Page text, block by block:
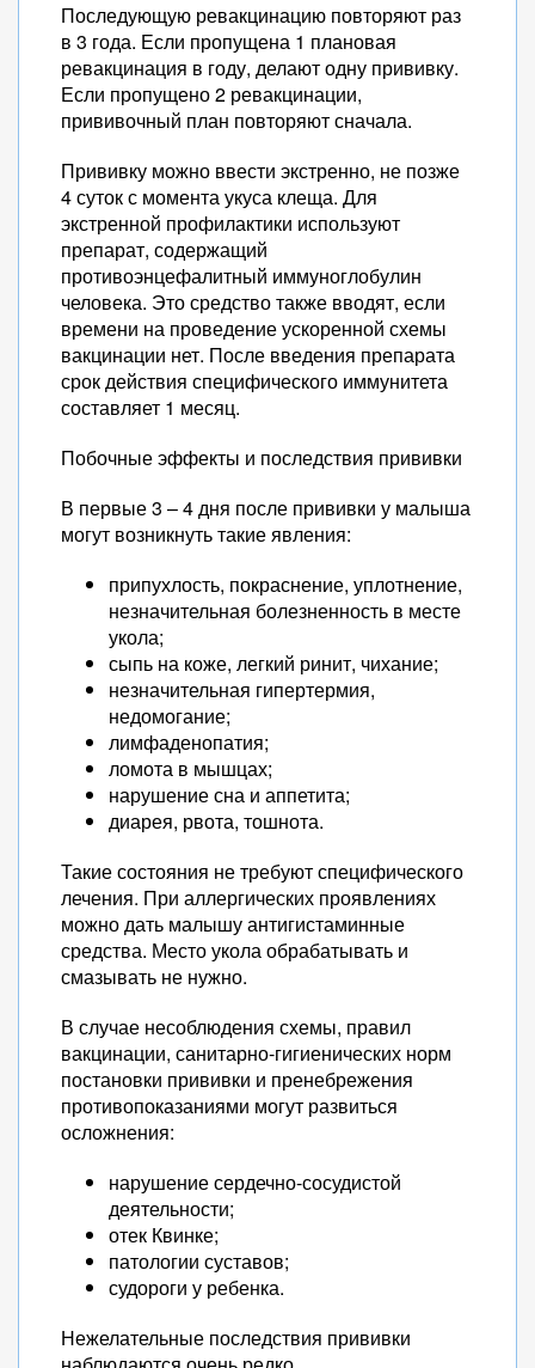
Последующую ревакцинацию повторяют раз
в 3 года. Если пропущена 1 плановая
ревакцинация в году, делают одну прививку.
Если пропущено 2 ревакцинации,
прививочный план повторяют сначала.
Прививку можно ввести экстренно, не позже
4 суток с момента укуса клеща. Для
экстренной профилактики используют
препарат, содержащий
противоэнцефалитный иммуноглобулин
человека. Это средство также вводят, если
времени на проведение ускоренной схемы
вакцинации нет. После введения препарата
срок действия специфического иммунитета
составляет 1 месяц.
Побочные эффекты и последствия прививки
В первые 3 – 4 дня после прививки у малыша
могут возникнуть такие явления:
припухлость, покраснение, уплотнение,
незначительная болезненность в месте
укола;
сыпь на коже, легкий ринит, чихание;
незначительная гипертермия,
недомогание;
лимфаденопатия;
ломота в мышцах;
нарушение сна и аппетита;
диарея, рвота, тошнота.
Такие состояния не требуют специфического
лечения. При аллергических проявлениях
можно дать малышу антигистаминные
средства. Место укола обрабатывать и
смазывать не нужно.
В случае несоблюдения схемы, правил
вакцинации, санитарно-гигиенических норм
постановки прививки и пренебрежения
противопоказаниями могут развиться
осложнения:
нарушение сердечно-сосудистой
деятельности;
отек Квинке;
патологии суставов;
судороги у ребенка.
Нежелательные последствия прививки